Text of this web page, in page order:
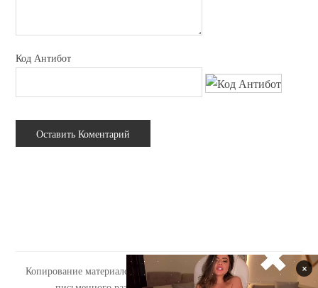
Код Антибот
Копирование материалов сайта tabooo.ru допускается только с